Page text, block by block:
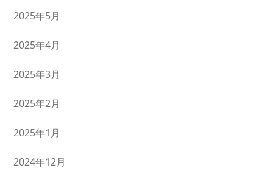
2025年5月
2025年4月
2025年3月
2025年2月
2025年1月
2024年12月